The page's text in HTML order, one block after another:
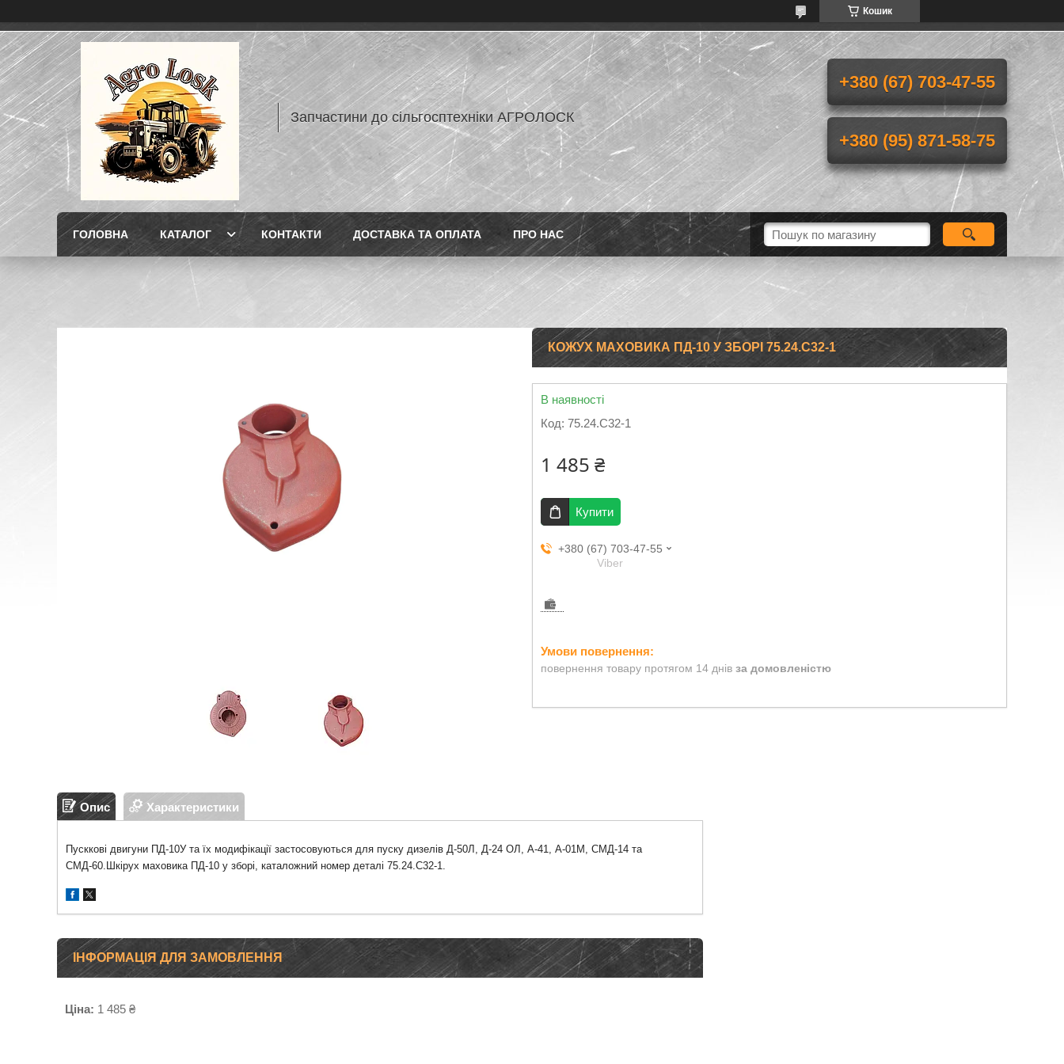
Кошик
Запчастини до сільгосптехніки АГРОЛОСК
+380 (67) 703-47-55
+380 (95) 871-58-75
ГОЛОВНА КАТАЛОГ КОНТАКТИ ДОСТАВКА ТА ОПЛАТА ПРО НАС
КОЖУХ МАХОВИКА ПД-10 У ЗБОРІ 75.24.С32-1
В наявності
Код: 75.24.С32-1
1 485 ₴
Купити
+380 (67) 703-47-55
Viber
повернення товару протягом 14 днів за домовленістю
Опис Характеристики
Пусккові двигуни ПД-10У та їх модифікації застосовуються для пуску дизелів Д-50Л, Д-24 ОЛ, А-41, А-01М, СМД-14 та
СМД-60.Шкірух маховика ПД-10 у зборі, каталожний номер деталі 75.24.С32-1.
ІНФОРМАЦІЯ ДЛЯ ЗАМОВЛЕННЯ
Ціна: 1 485 ₴